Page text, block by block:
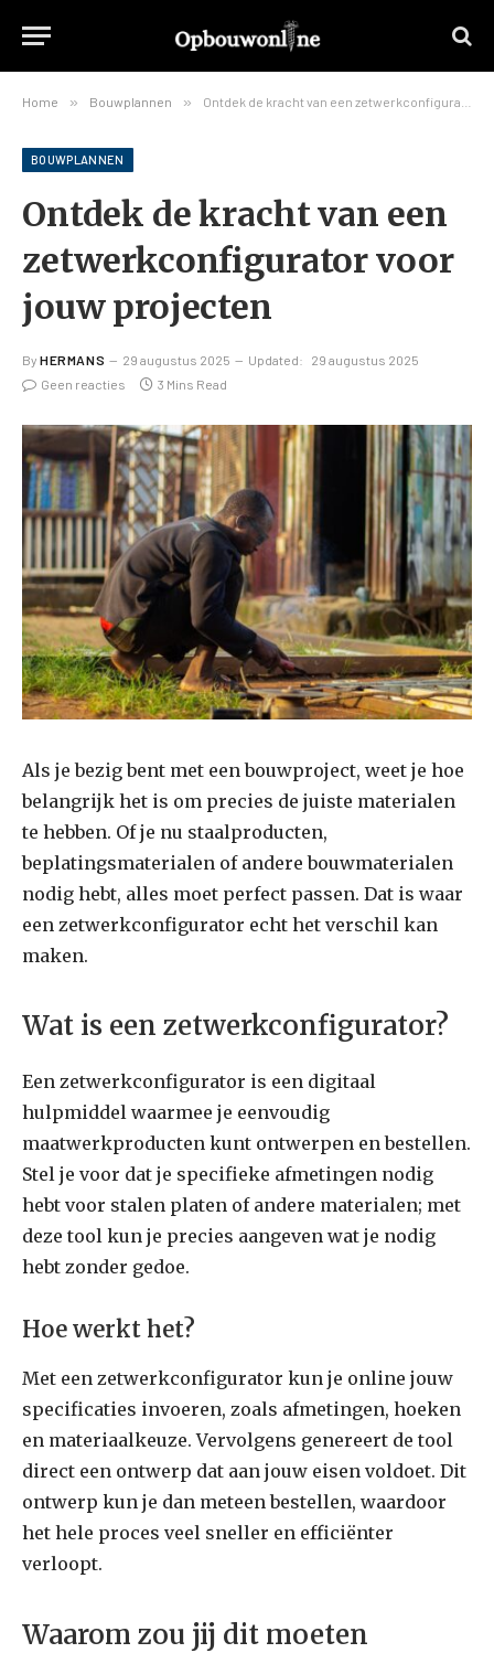
Home » Bouwplannen » Ontdek de kracht van een zetwerkconfigurator voor jouw projecten
BOUWPLANNEN
Ontdek de kracht van een
zetwerkconfigurator voor
jouw projecten
By HERMANS 29 augustus 2025 Updated:
29 augustus 2025
Geen reacties
3 Mins Read
Als je bezig bent met een bouwproject, weet je hoe
belangrijk het is om precies de juiste materialen
te hebben. Of je nu staalproducten,
beplatingsmaterialen of andere bouwmaterialen
nodig hebt, alles moet perfect passen. Dat is waar
een zetwerkconfigurator echt het verschil kan
maken.
Wat is een zetwerkconfigurator?
Een zetwerkconfigurator is een digitaal
hulpmiddel waarmee je eenvoudig
maatwerkproducten kunt ontwerpen en bestellen.
Stel je voor dat je specifieke afmetingen nodig
hebt voor stalen platen of andere materialen; met
deze tool kun je precies aangeven wat je nodig
hebt zonder gedoe.
Hoe werkt het?
Met een zetwerkconfigurator kun je online jouw
specificaties invoeren, zoals afmetingen, hoeken
en materiaalkeuze. Vervolgens genereert de tool
direct een ontwerp dat aan jouw eisen voldoet. Dit
ontwerp kun je dan meteen bestellen, waardoor
het hele proces veel sneller en efficiënter
verloopt.
Waarom zou jij dit moeten